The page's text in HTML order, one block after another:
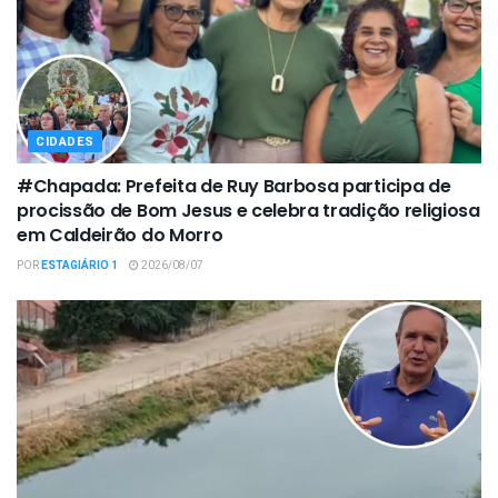
CIDADES
#Chapada: Prefeita de Ruy Barbosa participa de
procissão de Bom Jesus e celebra tradição religiosa
em Caldeirão do Morro
PORESTAGIÁRIO 1 2026/08/07